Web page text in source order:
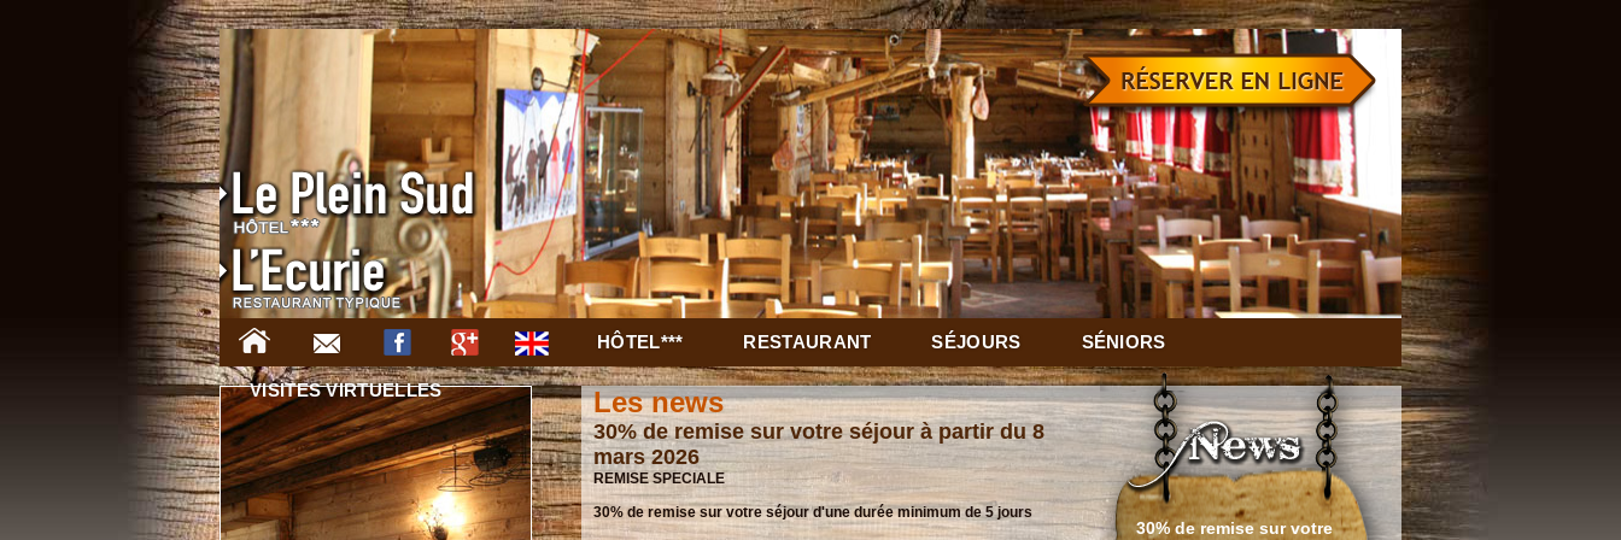
HÔTEL*** RESTAURANT SÉJOURS SÉNIORS
VISITES VIRTUELLES
Envie d'évasion et d'air
Les news
30% de remise sur votre séjour à partir du 8
mars 2026
REMISE SPECIALE
30% de remise sur votre séjour d'une durée minimum de 5 jours